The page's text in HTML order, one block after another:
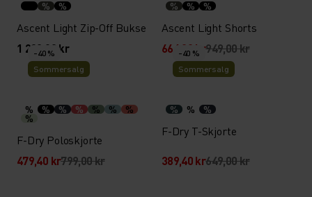
% %
Ascent Light Zip-Off Bukse
1 299,00 kr
% % %
Ascent Light Shorts
664,30 kr949,00 kr
-40 %
Sommersalg
% % % % % % %
%
F-Dry Poloskjorte
479,40 kr799,00 kr
-40 %
Sommersalg
% % %
F-Dry T-Skjorte
389,40 kr649,00 kr